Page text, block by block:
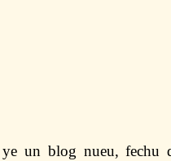
un blog nueu, fechu